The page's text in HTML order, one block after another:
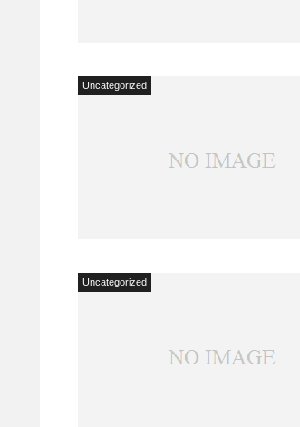
Uncategorized
Uncategorized